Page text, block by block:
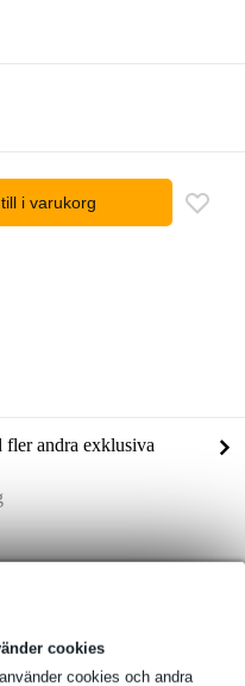
cookies
cookies och andra
till i varukorg
fler andra exklusiva